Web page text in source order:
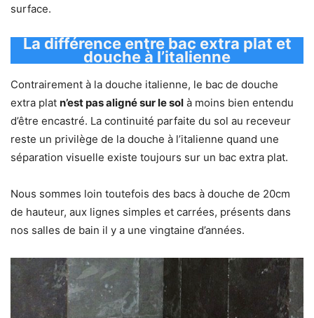
surface.
La différence entre bac extra plat et
douche à l’italienne
Contrairement à la douche italienne, le bac de douche
extra plat n’est pas aligné sur le sol à moins bien entendu
d’être encastré. La continuité parfaite du sol au receveur
reste un privilège de la douche à l’italienne quand une
séparation visuelle existe toujours sur un bac extra plat.
Nous sommes loin toutefois des bacs à douche de 20cm
de hauteur, aux lignes simples et carrées, présents dans
nos salles de bain il y a une vingtaine d’années.